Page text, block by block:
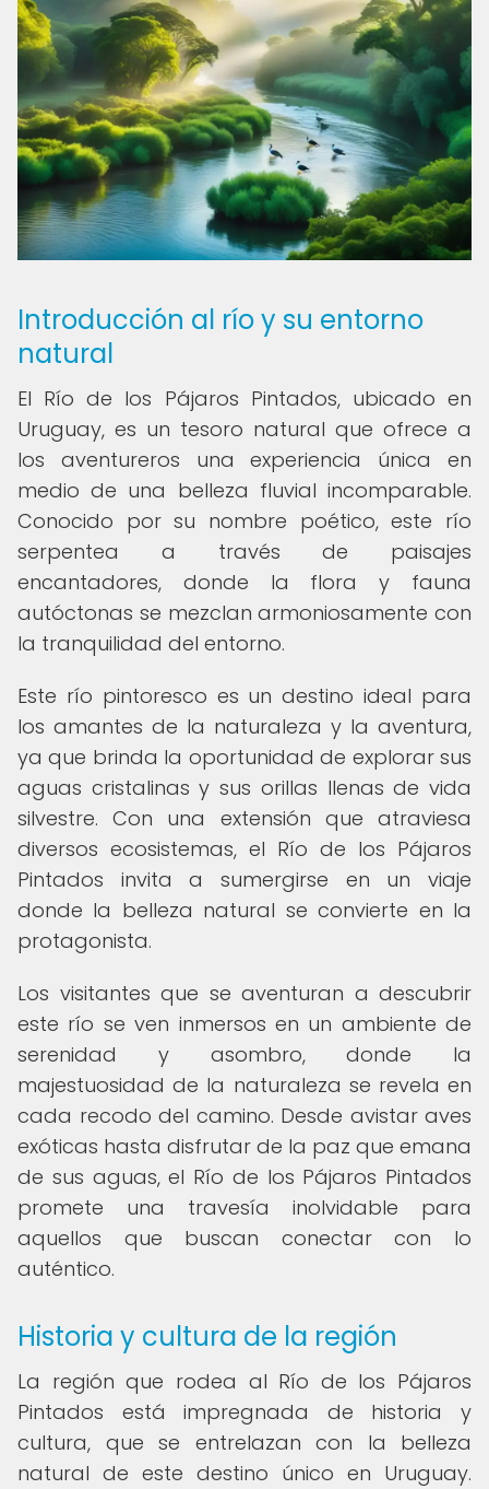
Introducción al río y su entorno
natural
El Río de los Pájaros Pintados, ubicado en
Uruguay, es un tesoro natural que ofrece a
los aventureros una experiencia única en
medio de una belleza fluvial incomparable.
Conocido por su nombre poético, este río
serpentea a través de paisajes
encantadores, donde la flora y fauna
autóctonas se mezclan armoniosamente con
la tranquilidad del entorno.
Este río pintoresco es un destino ideal para
los amantes de la naturaleza y la aventura,
ya que brinda la oportunidad de explorar sus
aguas cristalinas y sus orillas llenas de vida
silvestre. Con una extensión que atraviesa
diversos ecosistemas, el Río de los Pájaros
Pintados invita a sumergirse en un viaje
donde la belleza natural se convierte en la
protagonista.
Los visitantes que se aventuran a descubrir
este río se ven inmersos en un ambiente de
serenidad y asombro, donde la
majestuosidad de la naturaleza se revela en
cada recodo del camino. Desde avistar aves
exóticas hasta disfrutar de la paz que emana
de sus aguas, el Río de los Pájaros Pintados
promete una travesía inolvidable para
aquellos que buscan conectar con lo
auténtico.
Historia y cultura de la región
La región que rodea al Río de los Pájaros
Pintados está impregnada de historia y
cultura, que se entrelazan con la belleza
natural de este destino único en Uruguay.